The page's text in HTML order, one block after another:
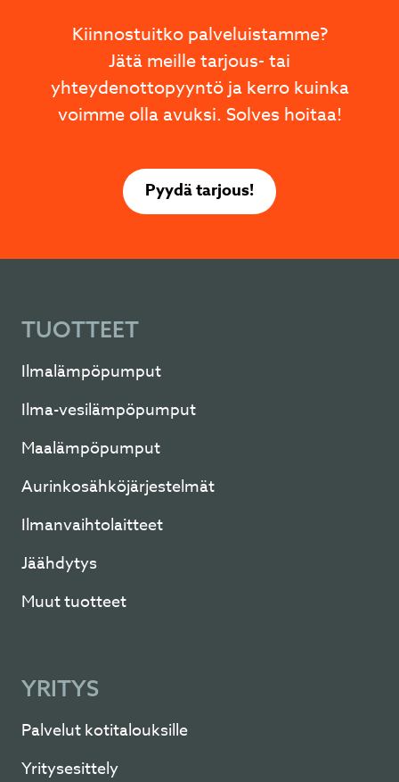
Kiinnostuitko palveluistamme?
Jätä meille tarjous- tai
yhteydenottopyyntö ja kerro kuinka
voimme olla avuksi. Solves hoitaa!
Pyydä tarjous!
TUOTTEET
Ilmalämpöpumput
Ilma-vesilämpöpumput
Maalämpöpumput
Aurinkosähköjärjestelmät
Ilmanvaihtolaitteet
Jäähdytys
Muut tuotteet
YRITYS
Palvelut kotitalouksille
Yritysesittely